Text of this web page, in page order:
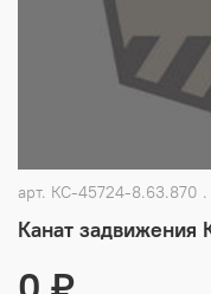
арт. КС-45724-8.63.870 .
Канат задвижения